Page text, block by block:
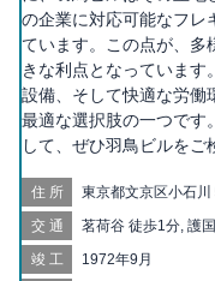
の企業に対応可能なフレ
ています。この点が、多
きな利点となっています
設備、そして快適な労働
最適な選択肢の一つです
して、ぜひ羽鳥ビルをご
住所 東京都文京区小石川
交通
茗荷谷 徒歩1分, 護
竣工 1972年9月